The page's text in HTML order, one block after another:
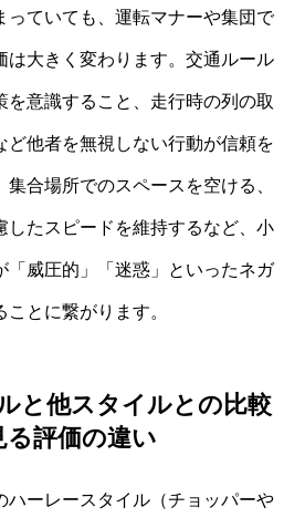
っていても、運転マナーや集団で
は大きく変わります。交通ルール
を意識すること、走行時の列の取
ど他者を無視しない行動が信頼を
合場所でのスペースを空ける、
したスピードを維持するなど、小
「威圧的」「迷惑」といったネガ
とに繋がります。
と他スタイルとの比較
る評価の違い
ハーレースタイル（チョッパーや